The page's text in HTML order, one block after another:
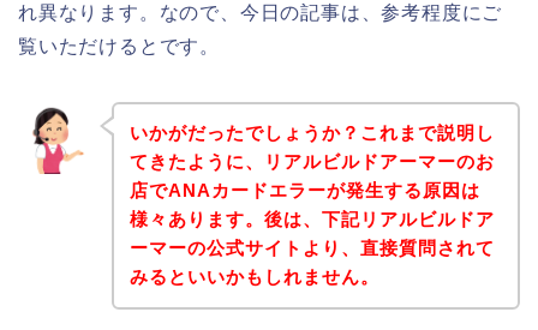
れ異なります。なので、今日の記事は、参考程度にご
覧いただけるとです。
いかがだったでしょうか？これまで説明し
てきたように、リアルビルドアーマーのお
店でANAカードエラーが発生する原因は
様々あります。後は、下記リアルビルドア
ーマーの公式サイトより、直接質問されて
みるといいかもしれません。